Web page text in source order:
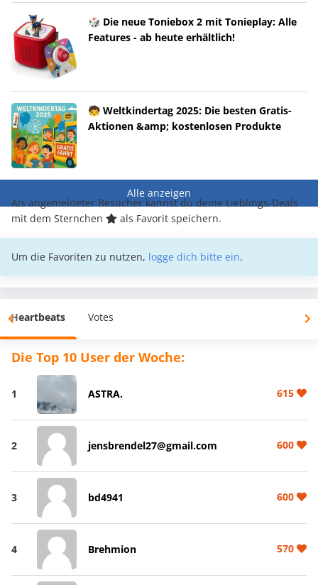
🎲 Die neue Toniebox 2 mit Tonieplay: Alle
Features - ab heute erhältlich!
🧒 Weltkindertag 2025: Die besten Gratis-
Aktionen &amp; kostenlosen Produkte
Alle anzeigen
Als angemeldeter Besucher kannst du deine Lieblings-Deals
mit dem Sternchen
als Favorit speichern.
Um die Favoriten zu nutzen, logge dich bitte ein.
Heartbeats Votes
Die Top 10 User der Woche:
1 ASTRA. 615
2 jensbrendel27@gmail.com 600
3 bd4941 600
4 Brehmion 570